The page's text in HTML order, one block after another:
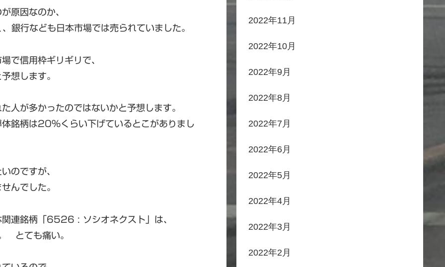
原因なのか、
銀行なども日本市場では売られていました。
で信用枠ギリギリで、
想します。
人が多かったのではないかと予想します。
銘柄は20%くらい下げているとこがありまし
のですが、
んでした。
連銘柄「6526 : ソシオネクスト」は、
とても痛い。
2022年11月
2022年10月
2022年9月
2022年8月
2022年7月
2022年6月
2022年5月
2022年4月
2022年3月
2022年2月